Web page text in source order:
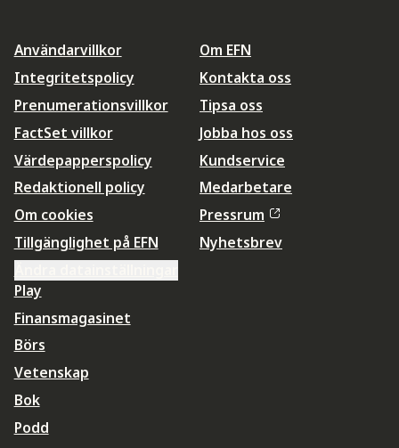
Användarvillkor
Integritetspolicy
Prenumerationsvillkor
FactSet villkor
Värdepapperspolicy
Redaktionell policy
Om cookies
Tillgänglighet på EFN
Om EFN
Kontakta oss
Tipsa oss
Jobba hos oss
Kundservice
Medarbetare
Pressrum
Nyhetsbrev
Play
Finansmagasinet
Börs
Vetenskap
Bok
Podd